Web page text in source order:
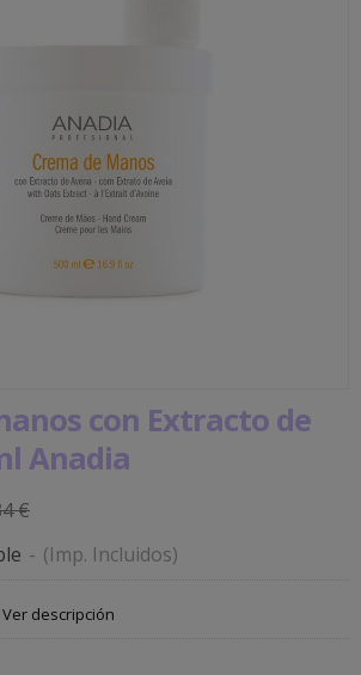
con Extracto de
Anadia
€
- (Imp. Incluidos)
Ver descripción